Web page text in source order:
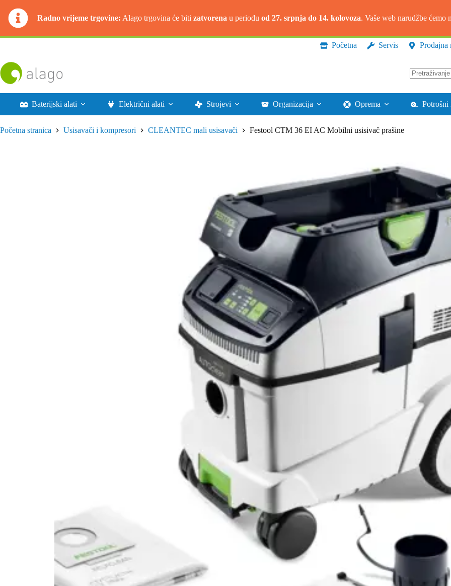
Radno vrijeme trgovine: Alago trgovina će biti zatvorena u periodu od 27. srpnja do 14. kolovoza. Vaše web narudžbe
Preskoči
Početna Servis Prodajna
rezultata.
Baterijski alati
Električni alati Strojevi Organizacija Oprema Potrošni
Početna stranica Usisavači i kompresori CLEANTEC mali usisavači Festool CTM 36 EI AC Mobilni usisivač prašine